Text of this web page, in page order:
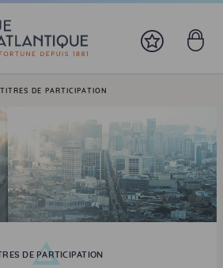
DE PARTICIPATION
DE PARTICIPATION